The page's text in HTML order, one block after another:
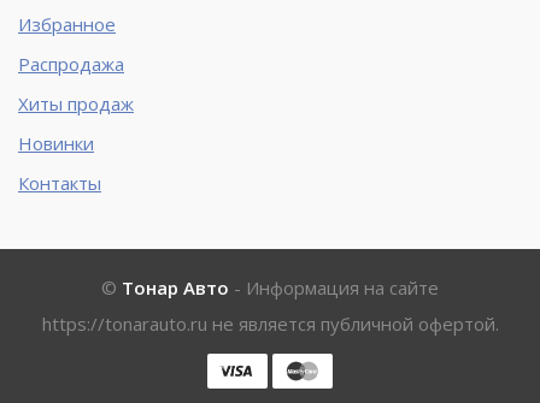
Избранное
Распродажа
Хиты продаж
Новинки
Контакты
© Тонар Авто - Информация на сайте
https://tonarauto.ru не является публичной офертой.